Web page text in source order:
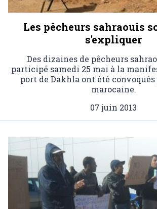
Les pêcheurs sahraouis
s'expliquer
Des dizaines de pêcheurs
participé samedi 25 mai à la
port de Dakhla ont été
marocaine.
07 juin 2013